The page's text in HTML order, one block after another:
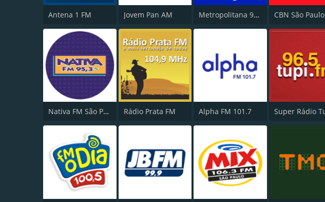
Antena 1 FM Jovem Pan AM Metropolitana 98.5 FM CBN São Paulo
Nativa FM São Paulo Rádio Prata FM Alpha FM 101.7